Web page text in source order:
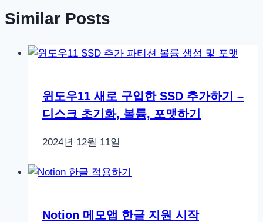
Similar Posts
윈도우11 새로 구입한 SSD 추가하기 –
디스크 초기화, 볼륨, 포맷하기
2024년 12월 11일
Notion 메모앱 한글 지원 시작